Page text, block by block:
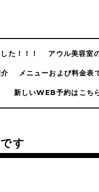
た！！！ アウル美容室
メニューおよび料金表
新しいWEB予約はこち
す